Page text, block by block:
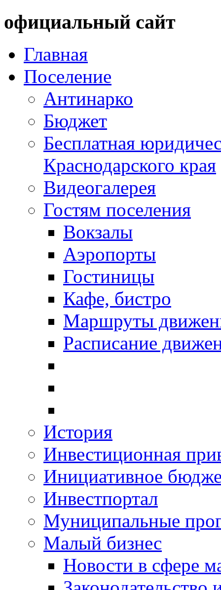
официальный сайт
Главная
Поселение
Антинарко
Бюджет
Бесплатная
Краснодарского края
Видеогалерея
Гостям поселения
Вокзалы
Аэропорты
Гостиницы
Кафе, бистро
Маршруты
Расписание
История
Инвестиционная
Инициативное
Инвестпортал
Муниципальные
Малый бизнес
Новости в сфере